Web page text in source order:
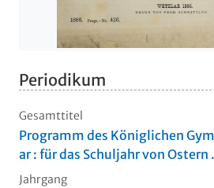
Periodikum
Gesamttitel
Programm des Königlichen
ar : für das Schuljahr von Ostern
Jahrgang